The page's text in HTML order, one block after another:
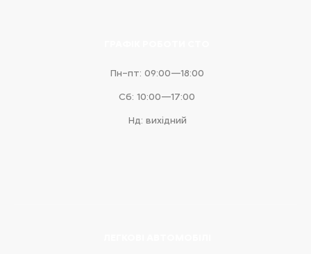
Пн–пт: 09:00—18:00
Сб: 10:00—17:00
Нд: вихідний